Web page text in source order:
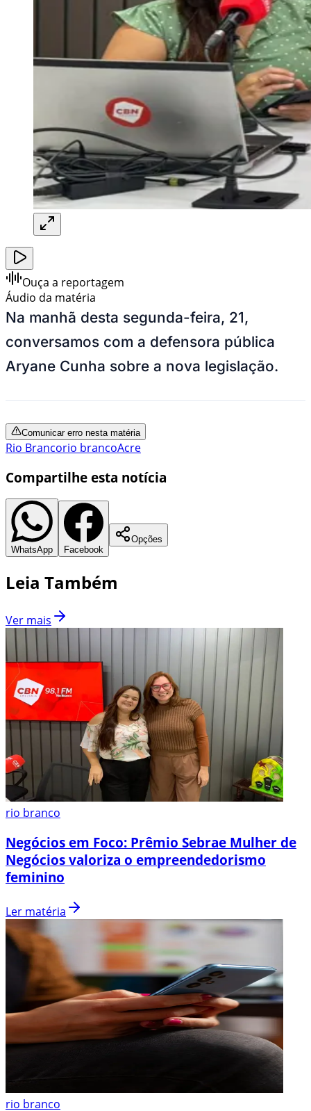
Ouça a reportagem
Áudio da matéria
Na manhã desta segunda-feira, 21,
conversamos com a defensora pública
Aryane Cunha sobre a nova legislação.
Comunicar erro nesta matéria
Rio Brancorio brancoAcre
Compartilhe esta notícia
WhatsApp Facebook
Opções
Leia Também
Ver mais
rio branco
Negócios em Foco: Prêmio Sebrae Mulher de
Negócios valoriza o empreendedorismo
feminino
Ler matéria
rio branco